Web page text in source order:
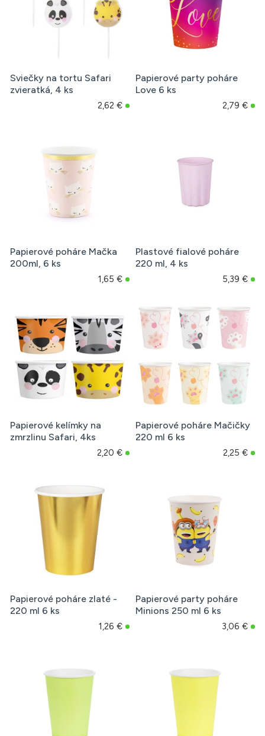
Sviečky na tortu Safari
zvieratká, 4 ks
2,62 €
Papierové party poháre
Love 6 ks
2,79 €
Papierové poháre Mačka
200ml, 6 ks
1,65 €
Plastové fialové poháre
220 ml, 4 ks
5,39 €
Papierové kelímky na
zmrzlinu Safari, 4ks
2,20 €
Papierové poháre Mačičky
220 ml 6 ks
2,25 €
Papierové poháre zlaté -
220 ml 6 ks
1,26 €
Papierové party poháre
Minions 250 ml 6 ks
3,06 €